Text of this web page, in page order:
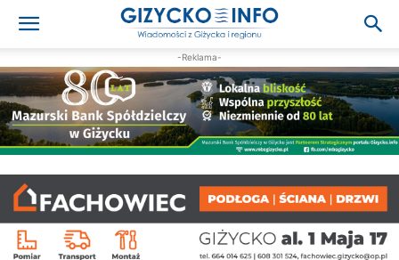
-Reklama-